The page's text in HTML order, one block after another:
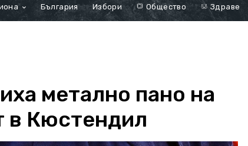
България Избори Общество Здраве
метално пано на
в Кюстендил